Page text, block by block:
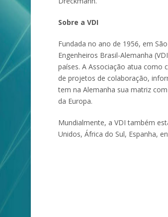
Sobre a VDI
Fundada no ano de 1956, em
Engenheiros Brasil-Alemanha
países. A Associação atua como
de projetos de colaboração,
tem na Alemanha sua matriz
da Europa.
Mundialmente, a VDI também
Unidos, África do Sul, Espanha,